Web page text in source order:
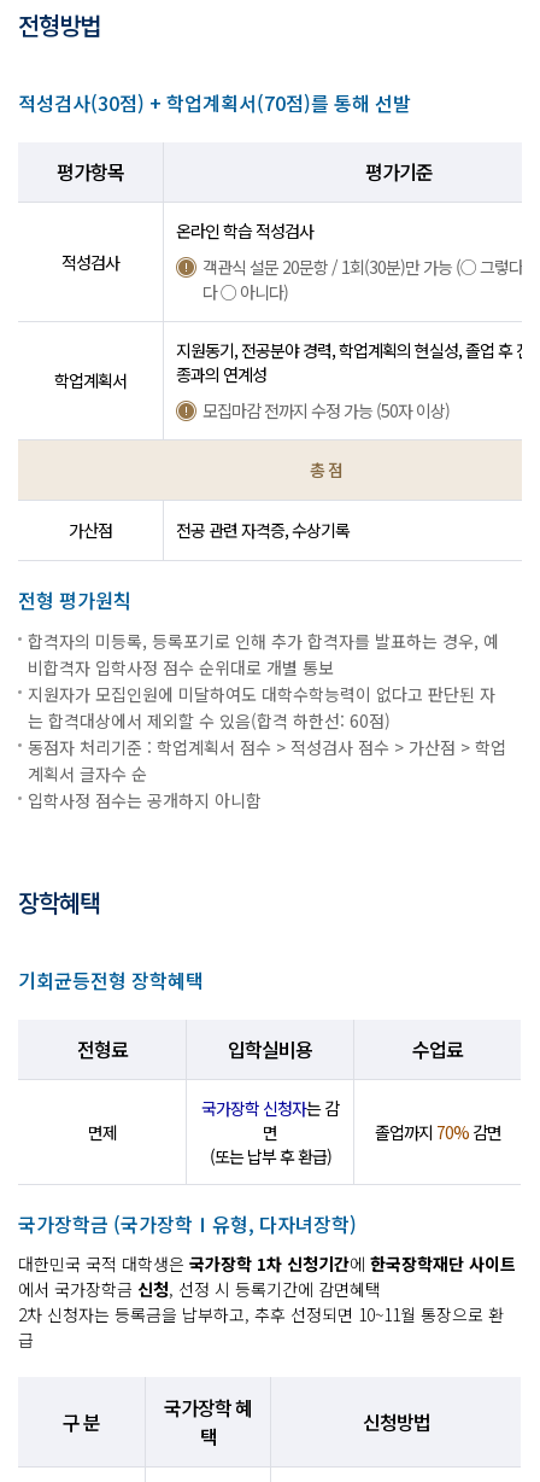
전형방법
적성검사(30점) + 학업계획서(70점)를 통해 선발
평가항목 평가기준
적성검사
온라인 학습 적성검사
객관식 설문 20문항 / 1회(30분)만 가능 (○ 그렇다
다 ○ 아니다)
학업계획서
지원동기, 전공분야 경력, 학업계획의 현실성, 졸업 후 진
종과의 연계성
모집마감 전까지 수정 가능 (50자 이상)
총 점
가산점 전공 관련 자격증, 수상기록
전형 평가원칙
합격자의 미등록, 등록포기로 인해 추가 합격자를 발표하는 경우, 예
비합격자 입학사정 점수 순위대로 개별 통보
지원자가 모집인원에 미달하여도 대학수학능력이 없다고 판단된 자
는 합격대상에서 제외할 수 있음(합격 하한선: 60점)
동점자 처리기준 : 학업계획서 점수 > 적성검사 점수 > 가산점 > 학업
계획서 글자수 순
입학사정 점수는 공개하지 아니함
장학혜택
기회균등전형 장학혜택
전형료 입학실비용 수업료
면제
국가장학 신청자는 감
면
(또는 납부 후 환급)
졸업까지 70%감면
국가장학금 (국가장학Ⅰ유형, 다자녀장학)
대한민국 국적 대학생은 국가장학 1차 신청기간에 한국장학재단 사이트
에서 국가장학금 신청, 선정 시 등록기간에 감면혜택
2차 신청자는 등록금을 납부하고, 추후 선정되면 10~11월 통장으로 환
급
구 분
국가장학 혜
택
신청방법